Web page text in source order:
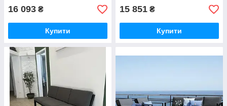
16 093 ₴
Купити
15 851 ₴
Купити